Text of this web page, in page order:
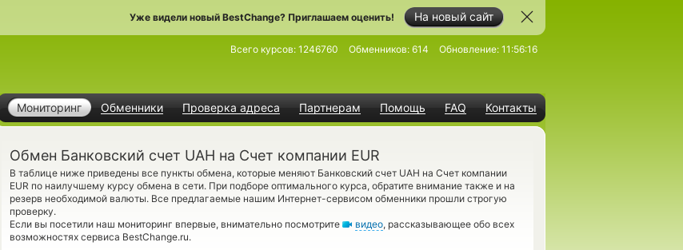
На новый сайт
Уже видели новый BestChange? Приглашаем оценить!
Мониторинг Обменники Проверка адреса Партнерам Помощь FAQ Контакты
Всего курсов: 1246760 Обменников: 614 Обновление: 11:56:16
Обмен Банковский счет UAH на Счет компании EUR
В таблице ниже приведены все пункты обмена, которые меняют Банковский счет UAH на Счет компании
EUR по наилучшему курсу обмена в сети. При подборе оптимального курса, обратите внимание также и на
резерв необходимой валюты. Все предлагаемые нашим Интернет-сервисом обменники прошли строгую
проверку.
Если вы посетили наш мониторинг впервые, внимательно посмотрите
видео, рассказывающее обо всех
возможностях сервиса BestChange.ru.